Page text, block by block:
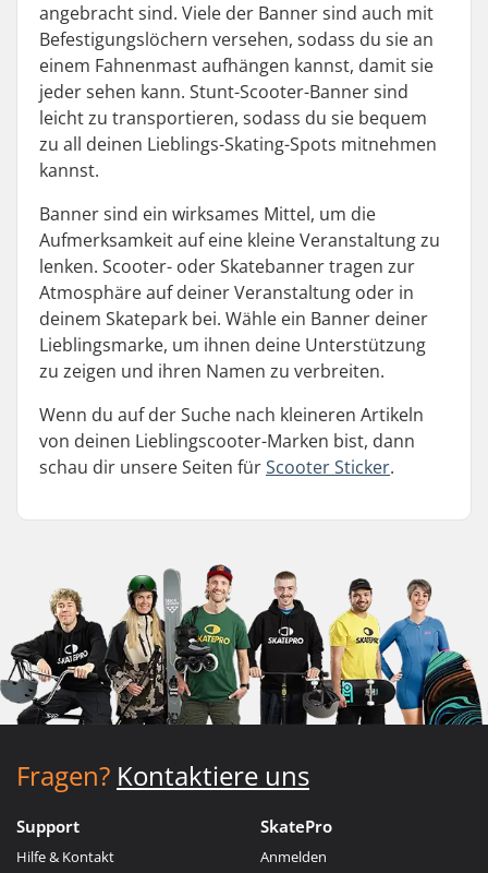
angebracht sind. Viele der Banner sind auch mit
Befestigungslöchern versehen, sodass du sie an
einem Fahnenmast aufhängen kannst, damit sie
jeder sehen kann. Stunt-Scooter-Banner sind
leicht zu transportieren, sodass du sie bequem
zu all deinen Lieblings-Skating-Spots mitnehmen
kannst.
Banner sind ein wirksames Mittel, um die
Aufmerksamkeit auf eine kleine Veranstaltung zu
lenken. Scooter- oder Skatebanner tragen zur
Atmosphäre auf deiner Veranstaltung oder in
deinem Skatepark bei. Wähle ein Banner deiner
Lieblingsmarke, um ihnen deine Unterstützung
zu zeigen und ihren Namen zu verbreiten.
Wenn du auf der Suche nach kleineren Artikeln
von deinen Lieblingscooter-Marken bist, dann
schau dir unsere Seiten fürScooter Sticker.
Fragen? Kontaktiere uns
Support
Hilfe & Kontakt
SkatePro
Anmelden